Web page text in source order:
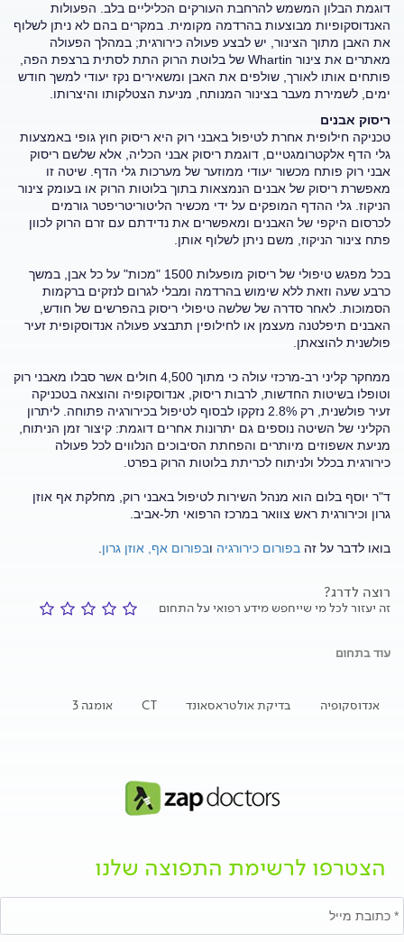
דוגמת הבלון המשמש להרחבת העורקים הכליליים בלב. הפעולות
האנדוסקופיות מבוצעות בהרדמה מקומית. במקרים בהם לא ניתן לשלוף
את האבן מתוך הצינור, יש לבצע פעולה כירורגית; במהלך הפעולה
מאתרים את צינור Whartin של בלוטת הרוק התת לסתית ברצפת הפה,
פותחים אותו לאורך, שולפים את האבן ומשאירים נקז יעודי למשך חודש
ימים, לשמירת מעבר בצינור המנותח, מניעת הצטלקותו והיצרותו.
ריסוק אבנים
טכניקה חילופית אחרת לטיפול באבני רוק היא ריסוק חוץ גופי באמצעות
גלי הדף אלקטרומגטיים, דוגמת ריסוק אבני הכליה, אלא שלשם ריסוק
אבני רוק פותח מכשור יעודי ממוזער של מערכות גלי הדף. שיטה זו
מאפשרת ריסוק של אבנים הנמצאות בתוך בלוטות הרוק או בעומק צינור
הניקוז. גלי ההדף המופקים על ידי מכשיר הליטוריטריפטר גורמים
לכרסום היקפי של האבנים ומאפשרים את נדידתם עם זרם הרוק לכוון
פתח צינור הניקוז, משם ניתן לשלוף אותן.
בכל מפגש טיפולי של ריסוק מופעלות 1500 "מכות" על כל אבן, במשך
כרבע שעה וזאת ללא שימוש בהרדמה ומבלי לגרום לנזקים ברקמות
הסמוכות. לאחר סדרה של שלשה טיפולי ריסוק בהפרשים של חודש,
האבנים תיפלטנה מעצמן או לחילופין תתבצע פעולה אנדוסקופית זעיר
פולשנית להוצאתן.
ממחקר קליני רב-מרכזי עולה כי מתוך 4,500 חולים אשר סבלו מאבני רוק
וטופלו בשיטות החדשות, לרבות ריסוק, אנדוסקופיה והוצאה בטכניקה
זעיר פולשנית, רק 2.8% נזקקו לבסוף לטיפול בכירורגיה פתוחה. ליתרון
הקליני של השיטה נוספים גם יתרונות אחרים דוגמת: קיצור זמן הניתוח,
מניעת אשפוזים מיותרים והפחתת הסיבוכים הנלווים לכל פעולה
כירורגית בכלל ולניתוח לכריתת בלוטות הרוק בפרט.
ד"ר יוסף בלום הוא מנהל השירות לטיפול באבני רוק, מחלקת אף אוזן
גרון וכירורגית ראש צוואר במרכז הרפואי תל-אביב.
בואו לדבר על זה בפורום כירורגיה ובפורום אף, אוזן גרון.
רוצה לדרג?
זה יעזור לכל מי שייחפש מידע רפואי על התחום
עוד בתחום
אנדוסקופיה בדיקת אולטראסאונד CT אומגה 3
הצטרפו לרשימת התפוצה שלנו